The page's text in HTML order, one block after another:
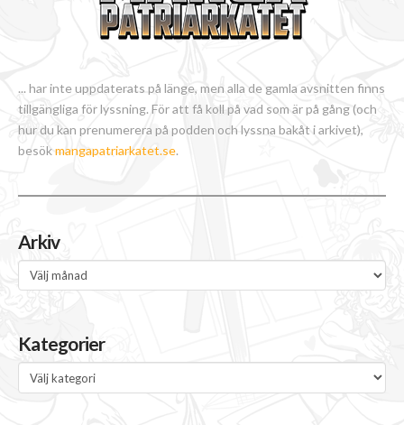
... har inte uppdaterats på länge, men alla de gamla avsnitten finns
tillgängliga för lyssning. För att få koll på vad som är på gång (och
hur du kan prenumerera på podden och lyssna bakåt i arkivet),
besökmangapatriarkatet.se.
Arkiv
Arkiv
Kategorier
Kategorier